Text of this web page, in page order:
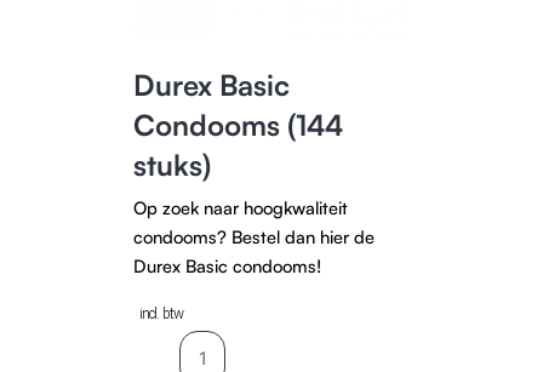
Durex Basic
Condooms (144
stuks)
Op zoek naar hoogkwaliteit
condooms? Bestel dan hier de
Durex Basic condooms!
incl. btw